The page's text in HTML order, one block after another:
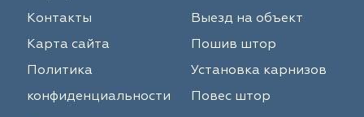
Контакты
Карта сайта
Политика
конфиденциальности
Выезд на объект
Пошив штор
Установка карнизов
Повес штор